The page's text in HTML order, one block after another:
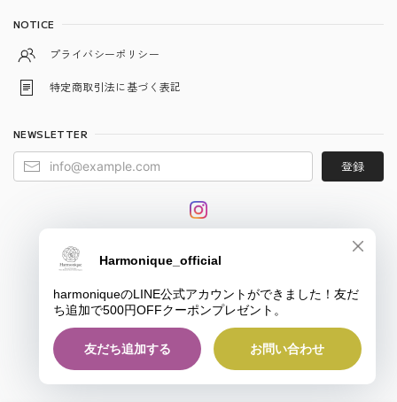
NOTICE
プライバシーポリシー
特定商取引法に基づく表記
NEWSLETTER
登録
© harmonique